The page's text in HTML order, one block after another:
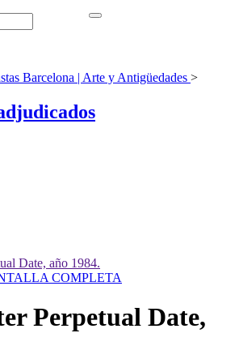
Barcelona | Arte y Antigüedades >
COMPLETA
Perpetual Date,